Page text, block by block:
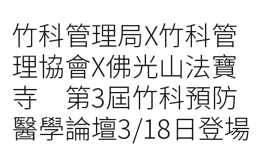
竹科管理局X竹科管
理協會X佛光山法寶
寺 第3屆竹科預防
醫學論壇3/18日登場